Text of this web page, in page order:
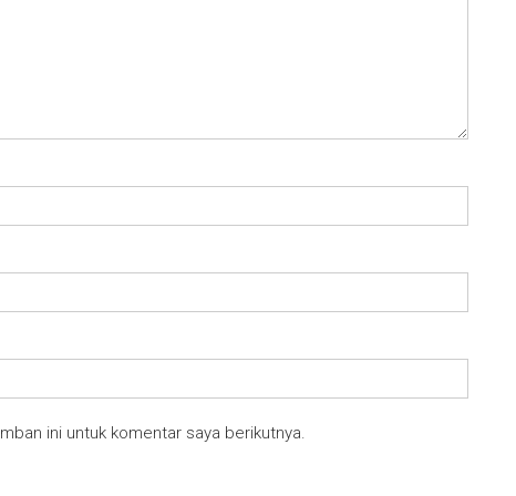
ini untuk komentar saya berikutnya.